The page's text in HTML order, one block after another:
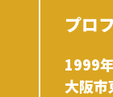
プロ
1999
大阪